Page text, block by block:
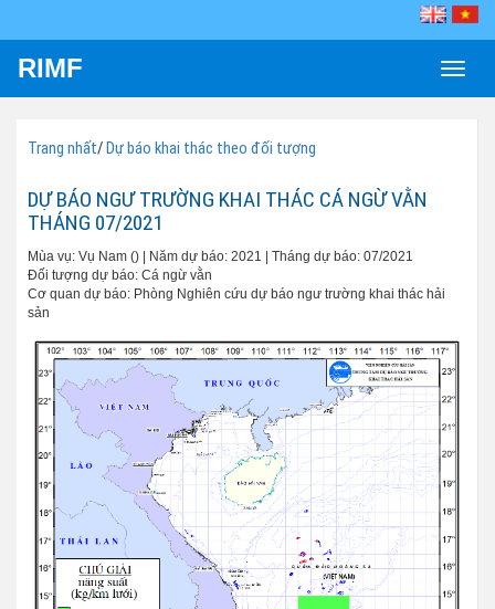
Toggle
RIMF
Trang nhất/Dự báo khai thác theo đối tượng
DỰ BÁO NGƯ TRƯỜNG KHAI THÁC CÁ NGỪ VẰN
THÁNG 07/2021
Mùa vụ: Vụ Nam () | Năm dự báo: 2021 | Tháng dự báo: 07/2021
Đối tượng dự báo: Cá ngừ vằn
Cơ quan dự báo: Phòng Nghiên cứu dự báo ngư trường khai thác hải
sản